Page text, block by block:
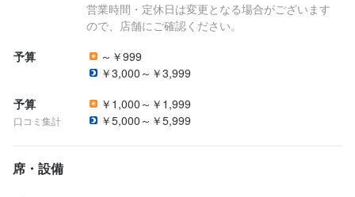
営業時間・定休日は変更となる場合がございます
ので、店舗にご確認ください。
予算
～￥999
￥3,000～￥3,999
予算
口コミ集計
￥1,000～￥1,999
￥5,000～￥5,999
席・設備